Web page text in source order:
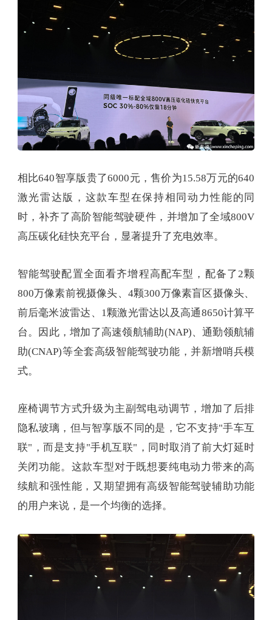
相比640智享版贵了6000元，售价为15.58万元的640
激光雷达版，这款车型在保持相同动力性能的同
时，补齐了高阶智能驾驶硬件，并增加了全域800V
高压碳化硅快充平台，显著提升了充电效率。
智能驾驶配置全面看齐增程高配车型，配备了2颗
800万像素前视摄像头、4颗300万像素盲区摄像头、
前后毫米波雷达、1颗激光雷达以及高通8650计算平
台。因此，增加了高速领航辅助(NAP)、通勤领航辅
助(CNAP)等全套高级智能驾驶功能，并新增哨兵模
式。
座椅调节方式升级为主副驾电动调节，增加了后排
隐私玻璃，但与智享版不同的是，它不支持"手车互
联"，而是支持"手机互联"，同时取消了前大灯延时
关闭功能。这款车型对于既想要纯电动力带来的高
续航和强性能，又期望拥有高级智能驾驶辅助功能
的用户来说，是一个均衡的选择。